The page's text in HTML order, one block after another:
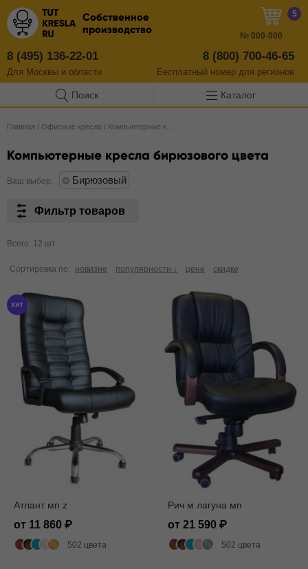
Собственное
производство
8 (495) 136-22-01
Для Москвы и области
8 (800) 700-46-65
Бесплатный номер для регионов
5
№ 000-000
Поиск Каталог
Главная / Офисные кресла /
Компьютерные кресла бирюзового цвета
Ваш выбор: Бирюзовый
Фильтр товаров
Всего: 12 шт.
Сортировка по: новизне популярности ↓ цене скидке
Атлант мп z
от 11 860
502 цвета
Рич м лагуна мп
от 21 590
502 цвета